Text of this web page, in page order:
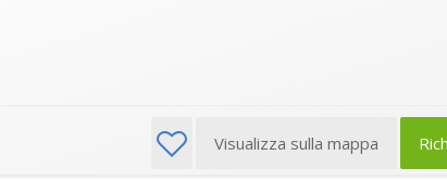
Visualizza sulla mappa